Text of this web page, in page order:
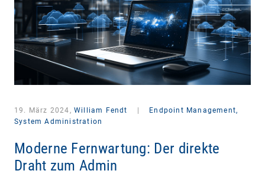
19. März 2024, William Fendt
Endpoint Management,
System Administration
Moderne Fernwartung: Der direkte
Draht zum Admin